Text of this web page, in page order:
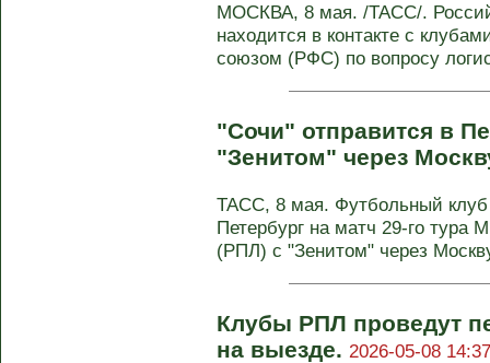
МОСКВА, 8 мая. /ТАСС/.
находится в контакте с
союзом (РФС) по вопросу
"Сочи" отправится в
"Зенитом" через
ТАСС, 8 мая. Футбольный клуб
Петербург на матч 29-го тура
(РПЛ) с "Зенитом" через
Клубы РПЛ проведут
на выезде. 2026-05-08